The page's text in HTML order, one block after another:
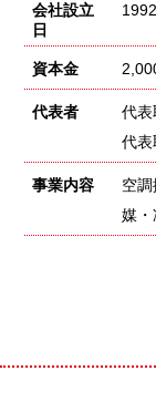
会社設立
日
資本金
代表者
代
代
事業内容
空
媒